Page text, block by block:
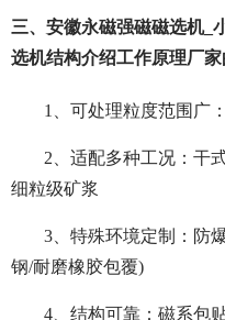
三、安徽永磁强磁磁选机_
选机结构介绍工作原理厂
1、可处理粒度范围广
2、适配多种工况：干
细粒级矿浆
3、特殊环境定制：防
钢/耐磨橡胶包覆)
4、结构可靠：磁系包